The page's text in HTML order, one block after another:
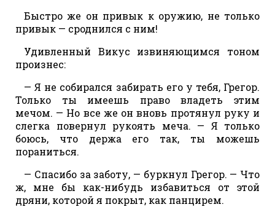
Быстро же он привык к оружию, не только
привык — сроднился с ним!
Удивленный Викус извиняющимся тоном
произнес:
— Я не собирался забирать его у тебя, Грегор.
Только ты имеешь право владеть этим
мечом. — Но все же он вновь протянул руку и
слегка повернул рукоять меча. — Я только
боюсь, что держа его так, ты можешь
пораниться.
— Спасибо за заботу, — буркнул Грегор. — Что
ж, мне бы как-нибудь избавиться от этой
дряни, которой я покрыт, как панцирем.